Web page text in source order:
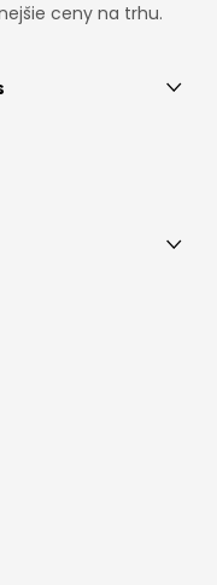
ceny na trhu.